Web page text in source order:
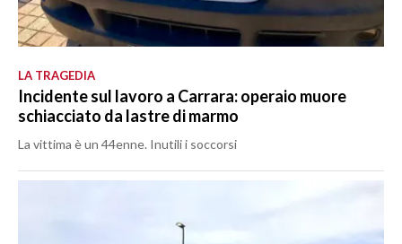
LA TRAGEDIA
Incidente sul lavoro a Carrara: operaio muore
schiacciato da lastre di marmo
La vittima è un 44enne. Inutili i soccorsi